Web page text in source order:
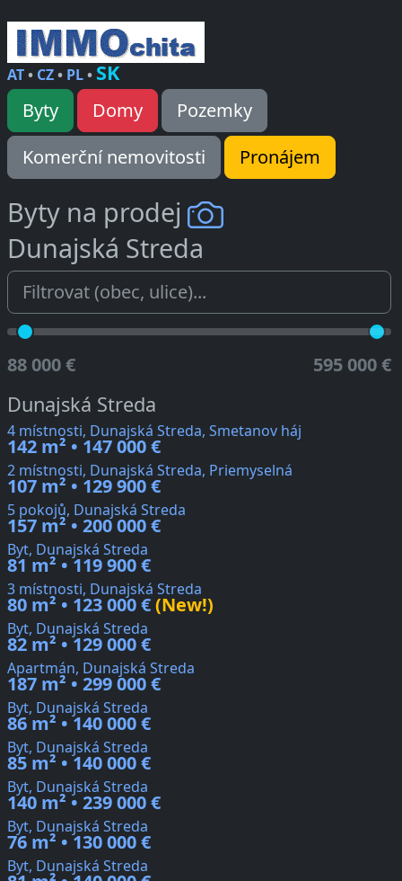
AT• CZ• PL• SK
Byty Domy
Pozemky
Komerční nemovitosti
Pronájem
Byty na prodej
Dunajská Streda
88 000 € 595 000 €
Dunajská Streda
4 místnosti, Dunajská Streda, Smetanov háj
142 m² • 147 000 €
2 místnosti, Dunajská Streda, Priemyselná
107 m² • 129 900 €
5 pokojů, Dunajská Streda
157 m² • 200 000 €
Byt, Dunajská Streda
81 m² • 119 900 €
3 místnosti, Dunajská Streda
80 m² • 123 000 €(New!)
Byt, Dunajská Streda
82 m² • 129 000 €
Apartmán, Dunajská Streda
187 m² • 299 000 €
Byt, Dunajská Streda
86 m² • 140 000 €
Byt, Dunajská Streda
85 m² • 140 000 €
Byt, Dunajská Streda
140 m² • 239 000 €
Byt, Dunajská Streda
76 m² • 130 000 €
Byt, Dunajská Streda